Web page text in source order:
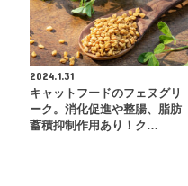
2024.1.31
キャットフードのフェヌグリ
ーク。消化促進や整腸、脂肪
蓄積抑制作用あり！ク…